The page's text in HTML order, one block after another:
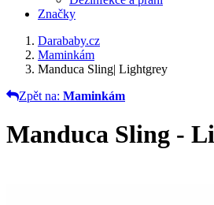
Značky
Darababy.cz
Maminkám
Manduca Sling| Lightgrey
Zpět na: Maminkám
Manduca Sling -